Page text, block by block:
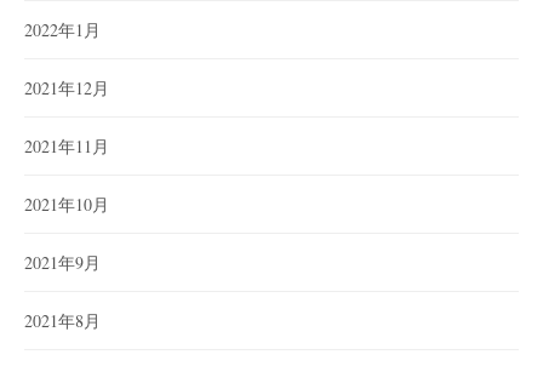
2022年1月
2021年12月
2021年11月
2021年10月
2021年9月
2021年8月